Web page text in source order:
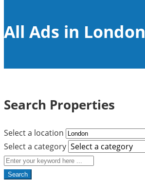
All Ads in London
Search Properties
Select a location
Select a category
Search